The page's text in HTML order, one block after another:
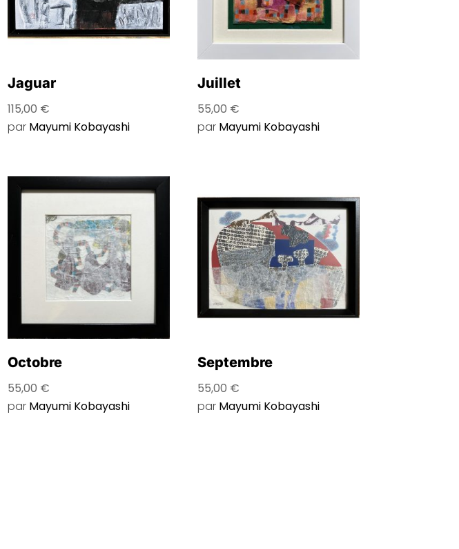
Jaguar
115,00 €
par Mayumi Kobayashi
Juillet
55,00 €
par Mayumi Kobayashi
Octobre
55,00 €
par Mayumi Kobayashi
Septembre
55,00 €
par Mayumi Kobayashi